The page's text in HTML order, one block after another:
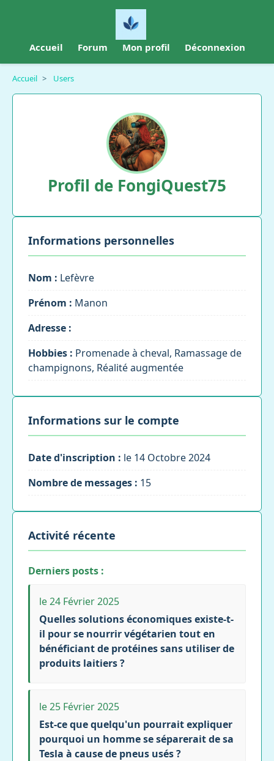
Accueil Forum Mon profil Déconnexion
Accueil > Users
Profil de FongiQuest75
Informations personnelles
Nom : Lefèvre
Prénom : Manon
Adresse :
Hobbies : Promenade à cheval, Ramassage de
champignons, Réalité augmentée
Informations sur le compte
Date d'inscription : le 14 Octobre 2024
Nombre de messages : 15
Activité récente
Derniers posts :
le 24 Février 2025
Quelles solutions économiques existe-t-
il pour se nourrir végétarien tout en
bénéficiant de protéines sans utiliser de
produits laitiers ?
le 25 Février 2025
Est-ce que quelqu'un pourrait expliquer
pourquoi un homme se séparerait de sa
Tesla à cause de pneus usés ?